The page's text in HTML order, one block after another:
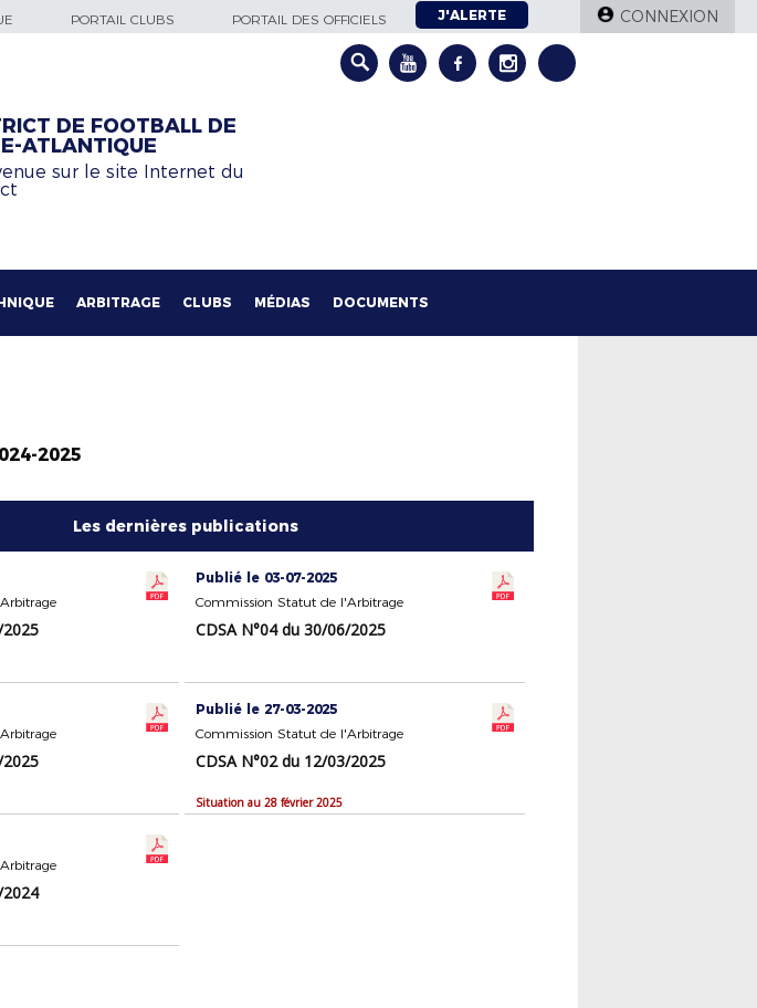
PORTAIL CLUBS PORTAIL DES OFFICIELS J'ALERTE CONNEXION
DE FOOTBALL DE
ATLANTIQUE
sur le site Internet du
ARBITRAGE CLUBS MÉDIAS DOCUMENTS
2025
Les dernières publications
Publié le 03-07-2025
Commission Statut de l'Arbitrage
CDSA N°04 du 30/06/2025
Publié le 27-03-2025
Commission Statut de l'Arbitrage
CDSA N°02 du 12/03/2025
Situation au 28 février 2025
2024